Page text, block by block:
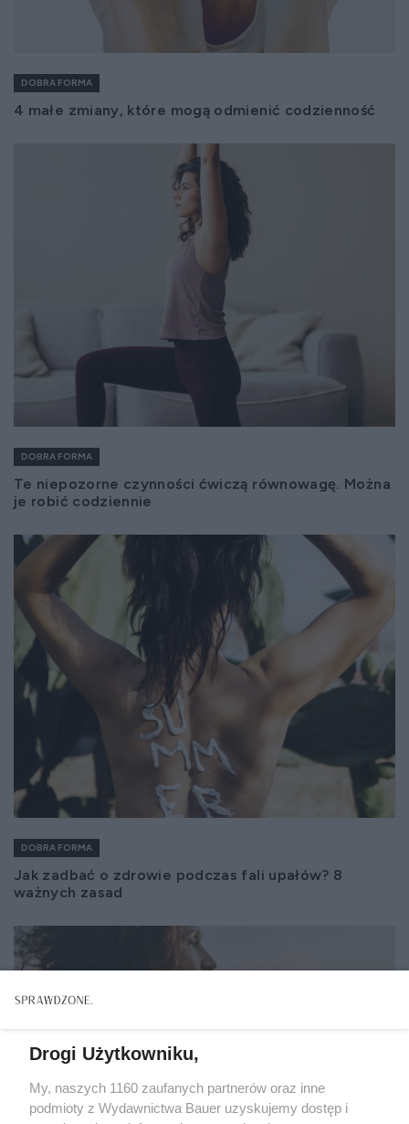
DOBRA FORMA
4 małe zmiany, które mogą odmienić codzienność
DOBRA FORMA
Te niepozorne czynności ćwiczą równowagę. Można
je robić codziennie
DOBRA FORMA
Jak zadbać o zdrowie podczas fali upałów? 8
ważnych zasad
Drogi Użytkowniku,
My, naszych 1160 zaufanych partnerów oraz inne
podmioty z Wydawnictwa Bauer uzyskujemy dostęp i